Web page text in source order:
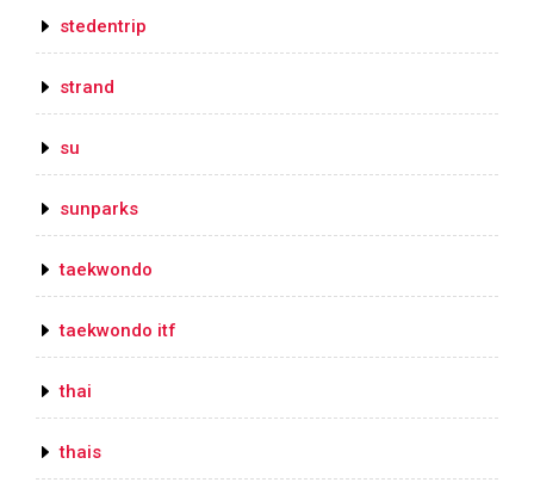
stedentrip
strand
su
sunparks
taekwondo
taekwondo itf
thai
thais